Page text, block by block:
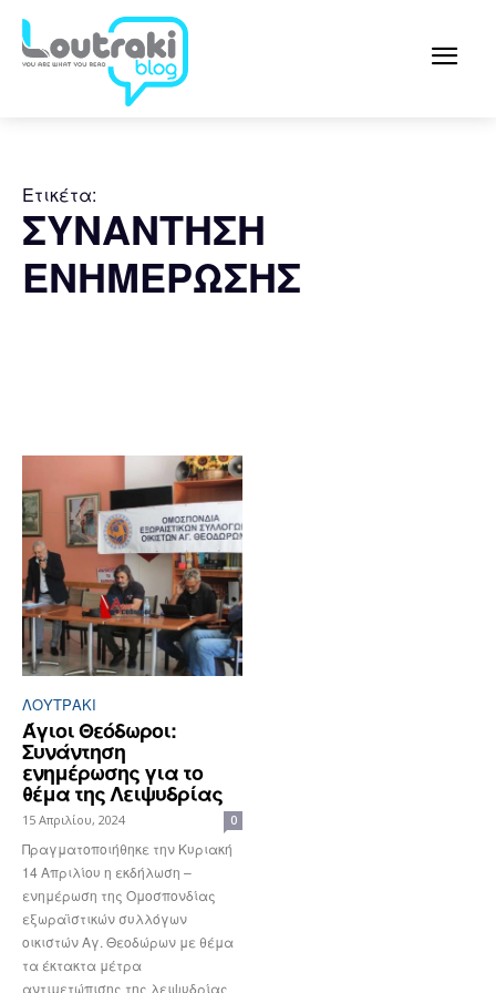
Ετικέτα:
ΣΥΝΑΝΤΗΣΗ
ΕΝΗΜΕΡΩΣΗΣ
ΛΟΥΤΡΆΚΙ
Άγιοι Θεόδωροι:
Συνάντηση
ενημέρωσης για το
θέμα της Λειψυδρίας
15 Απριλίου, 2024 0
Πραγματοποιήθηκε την Κυριακή
14 Απριλίου η εκδήλωση –
ενημέρωση της Ομοσπονδίας
εξωραϊστικών συλλόγων
οικιστών Αγ. Θεοδώρων με θέμα
τα έκτακτα μέτρα
αντιμετώπισης της λειψυδρίας